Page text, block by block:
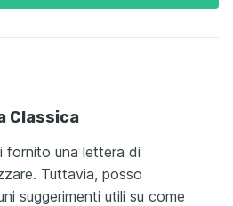
Classica
fornito una lettera di
Tuttavia, posso
suggerimenti utili su come